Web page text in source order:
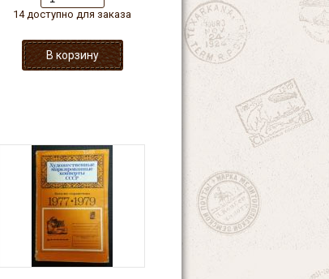
14 доступно для заказа